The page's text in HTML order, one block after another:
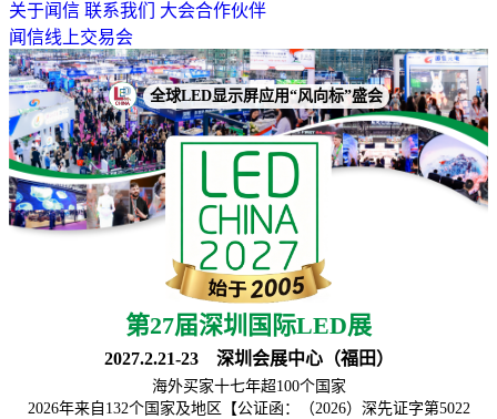
关于闻信 联系我们
大会合作伙伴
闻信线上交易会
全球LED显示屏应用“风向标”盛会
第27届深圳国际LED展
2027.2.21-23 深圳会展中心（福田）
海外买家十七年超100个国家
2026年来自132个国家及地区【公证函：（2026）深先证字第5022